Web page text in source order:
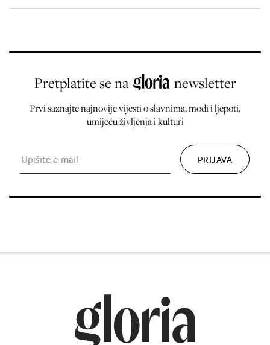
Pretplatite se na newsletter
Prvi saznajte najnovije vijesti o slavnima, modi i ljepoti,
umijeću življenja i kulturi